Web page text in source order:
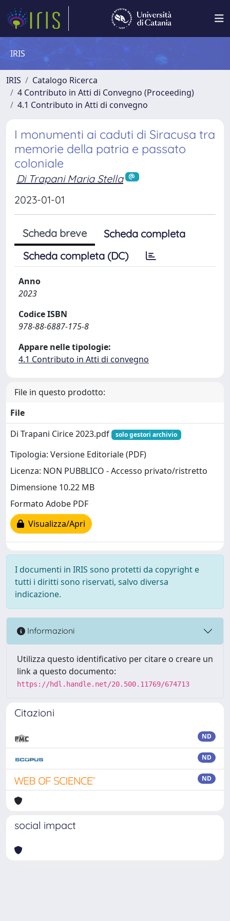
IRIS
IRIS
Catalogo Ricerca
4 Contributo in Atti di Convegno (Proceeding)
4.1 Contributo in Atti di convegno
I monumenti ai caduti di Siracusa tra
memorie della patria e passato
coloniale
Di Trapani Maria Stella
2023-01-01
Scheda breve
Scheda completa
Scheda completa (DC)
Anno
2023
Codice ISBN
978-88-6887-175-8
Appare nelle tipologie:
4.1 Contributo in Atti di convegno
File in questo prodotto:
File
Di Trapani Cirice 2023.pdf
solo gestori archivio
Tipologia: Versione Editoriale (PDF)
Licenza: NON PUBBLICO - Accesso privato/ristretto
Dimensione 10.22 MB
Formato Adobe PDF
Visualizza/Apri
I documenti in IRIS sono protetti da copyright e
tutti i diritti sono riservati, salvo diversa
indicazione.
Informazioni
Utilizza questo identificativo per citare o creare un
link a questo documento:
https://hdl.handle.net/20.500.11769/674713
Citazioni
ND
ND
ND
social impact